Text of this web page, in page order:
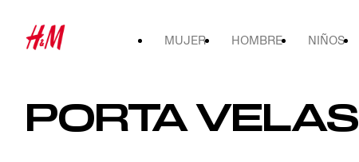
MUJER HOMBRE NIÑOS
PORTA VELAS